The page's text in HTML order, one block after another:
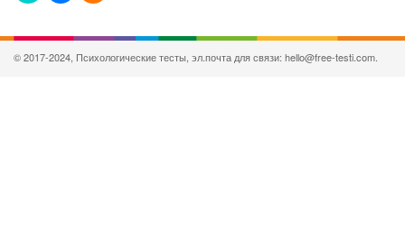
© 2017-2024, Психологические тесты, эл.почта для связи: hello@free-testi.com.